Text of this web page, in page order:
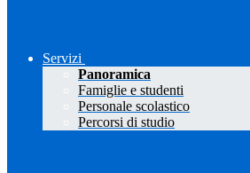
Servizi
Panoramica
Famiglie e studenti
Personale scolastico
Percorsi di studio